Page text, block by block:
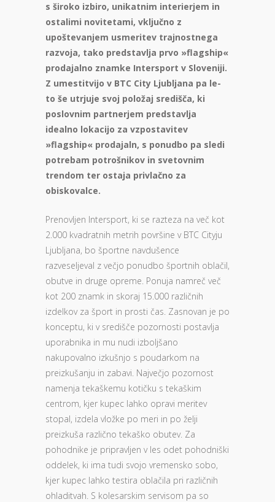
s široko izbiro, unikatnim interierjem in
ostalimi novitetami, vključno z
upoštevanjem usmeritev trajnostnega
razvoja, tako predstavlja prvo »flagship«
prodajalno znamke Intersport v Sloveniji.
Z umestitvijo v BTC City Ljubljana pa le-
to še utrjuje svoj položaj središča, ki
poslovnim partnerjem predstavlja
idealno lokacijo za vzpostavitev
»flagship« prodajaln, s ponudbo pa sledi
potrebam potrošnikov in svetovnim
trendom ter ostaja privlačno za
obiskovalce.
Prenovljen Intersport, ki se razteza na več kot
2.000 kvadratnih metrih površine v BTC Cityju
Ljubljana, bo športne navdušence
razveseljeval z večjo ponudbo športnih oblačil,
obutve in druge opreme. Ponuja namreč več
kot 200 znamk in skoraj 15.000 različnih
izdelkov za šport in prosti čas. Zasnovan je po
konceptu, ki v središče pozornosti postavlja
uporabnika in mu nudi izboljšano
nakupovalno izkušnjo s poudarkom na
preizkušanju in zabavi. Največjo pozornost
namenja tekaškemu kotičku s tekaškim
centrom, kjer kupec lahko opravi meritev
stopal, izdela vložke po meri in po želji
preizkuša različno tekaško obutev. Za
pohodnike je pripravljen v les odet pohodniški
oddelek, ki ima tudi svojo vremensko sobo,
kjer kupec lahko testira oblačila pri različnih
ohladitvah. S kolesarskim servisom pa so